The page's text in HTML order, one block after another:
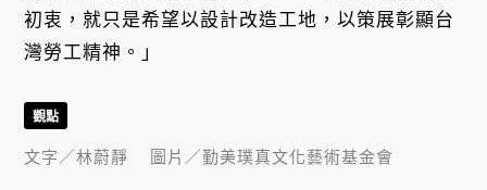
初衷，就只是希望以設計改造工地，以策展彰顯台
灣勞工精神。」
觀點
文字／林蔚靜 圖片／勤美璞真文化藝術基金會